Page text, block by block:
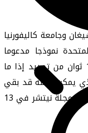
وجامعة كاليفورنيا
نموذجا مدعوما
بالذكاء الاصطناعي يمكنه في مدة 10 ثوان من تحديد إذا ما
يمكن إزالته قد بقي
أثناء الجراحة، ونشرت نتائج الابتكار الجديد بمجلة نيتشر في 13